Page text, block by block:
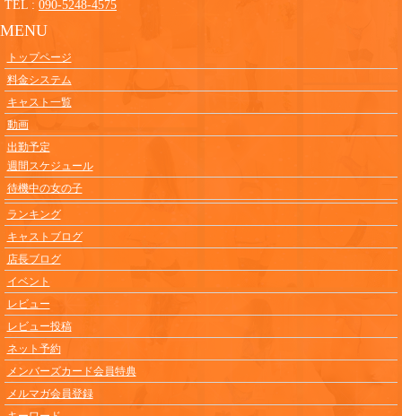
TEL : 090-5248-4575
MENU
トップページ
料金システム
キャスト一覧
動画
出勤予定
週間スケジュール
待機中の女の子
ランキング
キャストブログ
店長ブログ
イベント
レビュー
レビュー投稿
ネット予約
メンバーズカード会員特典
メルマガ会員登録